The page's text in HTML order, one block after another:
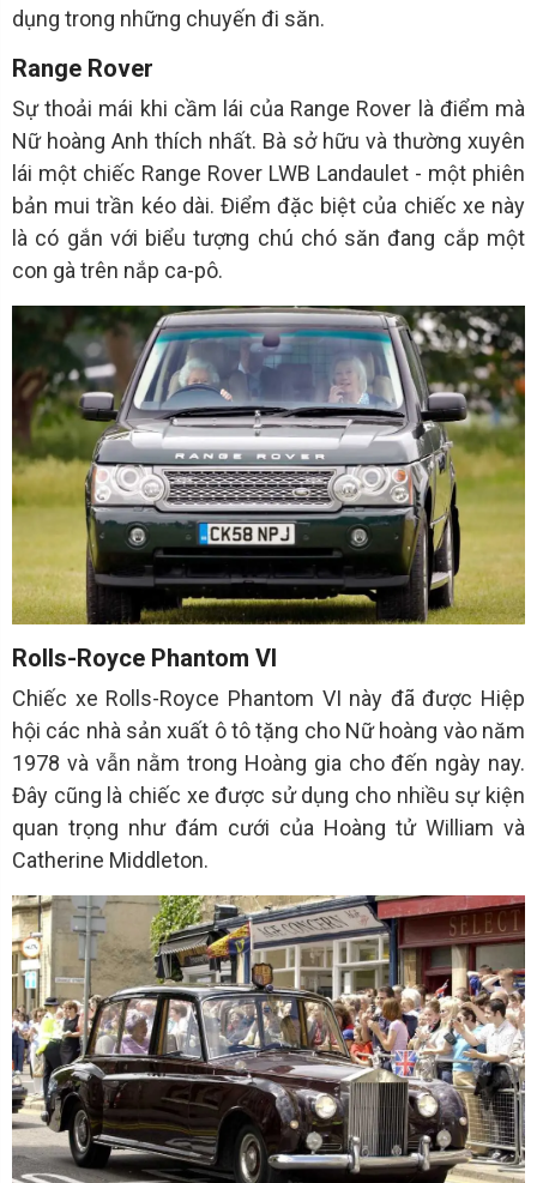
dụng trong những chuyến đi săn.
Range Rover
Sự thoải mái khi cầm lái của Range Rover là điểm mà
Nữ hoàng Anh thích nhất. Bà sở hữu và thường xuyên
lái một chiếc Range Rover LWB Landaulet - một phiên
bản mui trần kéo dài. Điểm đặc biệt của chiếc xe này
là có gắn với biểu tượng chú chó săn đang cắp một
con gà trên nắp ca-pô.
Rolls-Royce Phantom VI
Chiếc xe Rolls-Royce Phantom VI này đã được Hiệp
hội các nhà sản xuất ô tô tặng cho Nữ hoàng vào năm
1978 và vẫn nằm trong Hoàng gia cho đến ngày nay.
Đây cũng là chiếc xe được sử dụng cho nhiều sự kiện
quan trọng như đám cưới của Hoàng tử William và
Catherine Middleton.